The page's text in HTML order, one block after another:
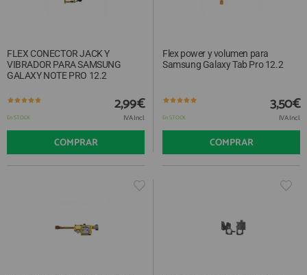
FLEX CONECTOR JACK Y
VIBRADOR PARA SAMSUNG
GALAXY NOTE PRO 12.2
En STOCK
2,99€
IVA Incl.
COMPRAR
Flex power y volumen para
Samsung Galaxy Tab Pro 12.2
En STOCK
3,50€
IVA Incl.
COMPRAR